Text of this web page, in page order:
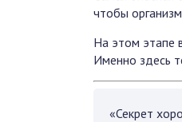
чтобы
На этом этапе
Именно здесь
«Секрет